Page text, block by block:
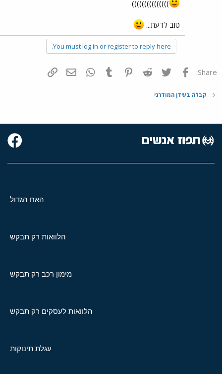
)))))))))))))))
טוב לדעת...
You must log in or register to reply here.
Share: פייסבוק Twitter
Reddit
Pinterest
Tumblr
WhatsAppדואר אלקטרוני
קבלה בעידן המודרני
האח הגדול
הלוואות רק תבקש
מימון רכב רק תבקש
הלוואות לעסקים רק תבקש
עגלת תינוקות